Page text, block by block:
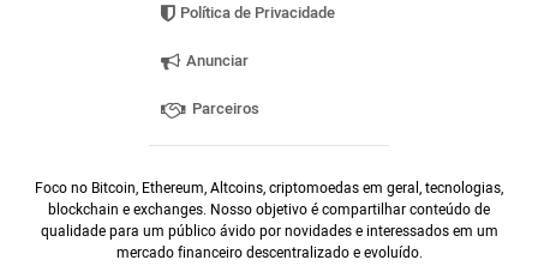
Política de Privacidade
Anunciar
Parceiros
Foco no Bitcoin, Ethereum, Altcoins, criptomoedas em geral, tecnologias,
blockchain e exchanges. Nosso objetivo é compartilhar conteúdo de
qualidade para um público ávido por novidades e interessados em um
mercado financeiro descentralizado e evoluído.